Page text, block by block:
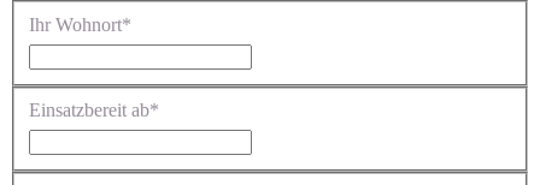
Ihr Wohnort*
Einsatzbereit ab*